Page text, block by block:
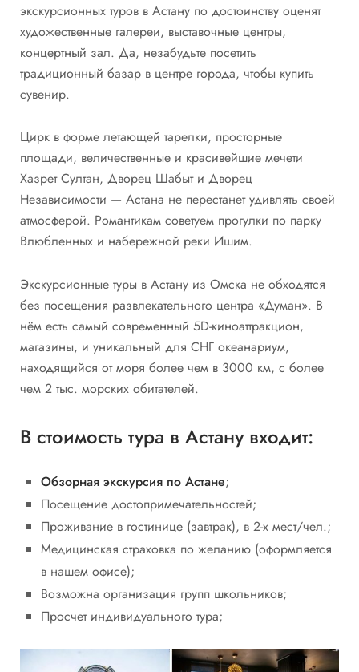
экскурсионных туров в Астану по достоинству оценят
художественные галереи, выставочные центры,
концертный зал. Да, незабудьте посетить
традиционный базар в центре города, чтобы купить
сувенир.
Цирк в форме летающей тарелки, просторные
площади, величественные и красивейшие мечети
Хазрет Султан, Дворец Шабыт и Дворец
Независимости — Астана не перестанет удивлять своей
атмосферой. Романтикам советуем прогулки по парку
Влюбленных и набережной реки Ишим.
Экскурсионные туры в Астану из Омска не обходятся
без посещения развлекательного центра «Думан». В
нём есть самый современный 5D-киноаттракцион,
магазины, и уникальный для СНГ океанариум,
находящийся от моря более чем в 3000 км, с более
чем 2 тыс. морских обитателей.
В стоимость тура в Астану входит:
Обзорная экскурсия по Астане;
Посещение достопримечательностей;
Проживание в гостинице (завтрак), в 2-х мест/чел.;
Медицинская страховка по желанию (оформляется
в нашем офисе);
Возможна организация групп школьников;
Просчет индивидуального тура;